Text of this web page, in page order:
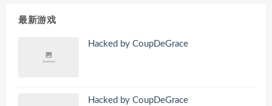
最新游戏
Hacked by CoupDeGrace
Hacked by CoupDeGrace